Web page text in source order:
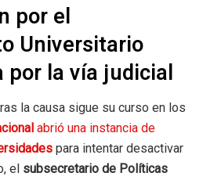
por el
Universitario
por la vía judicial
la causa sigue su curso en los
abrió una instancia de
para intentar desactivar
el subsecretario de Políticas